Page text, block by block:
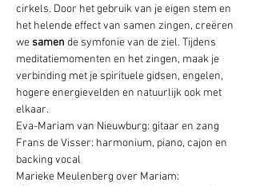
cirkels. Door het gebruik van je eigen stem en
het helende effect van samen zingen, creëren
we samen de symfonie van de ziel. Tijdens
meditatiemomenten en het zingen, maak je
verbinding met je spirituele gidsen, engelen,
hogere energievelden en natuurlijk ook met
elkaar.
Eva-Mariam van Nieuwburg: gitaar en zang
Frans de Visser: harmonium, piano, cajon en
backing vocal
Marieke Meulenberg over Mariam: